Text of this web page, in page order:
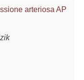
arteriosa AP